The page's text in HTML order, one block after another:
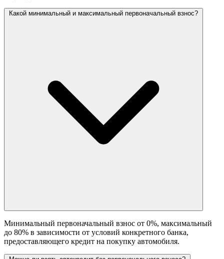
Какой минимальный и максимальный первоначальный взнос?
Минимальный первоначальный взнос от 0%, максимальный
до 80% в зависимости от условий конкретного банка,
предоставляющего кредит на покупку автомобиля.